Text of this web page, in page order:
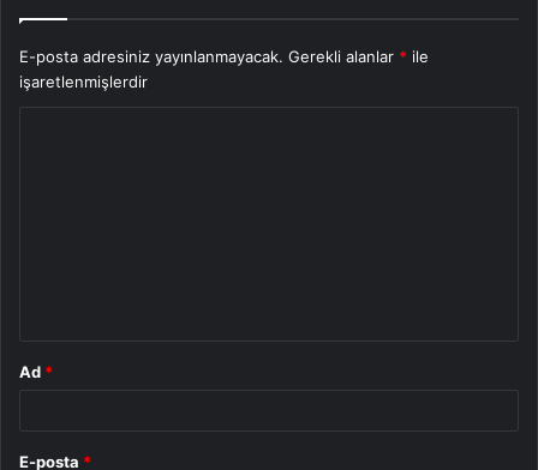
E-posta adresiniz yayınlanmayacak. Gerekli alanlar * ile
işaretlenmişlerdir
Ad *
E-posta *